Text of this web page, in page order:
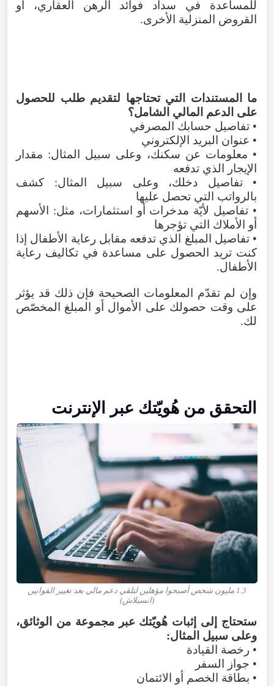
للمساعدة في سداد فوائد الرهن العقاري، أو
القروض المنزلية الأخرى.
ما المستندات التي تحتاجها لتقديم طلب للحصول
على الدعم المالي الشامل؟
• تفاصيل حسابك المصرفي
• عنوان البريد الإلكتروني
• معلومات عن سكنك، وعلى سبيل المثال: مقدار
الإيجار الذي تدفعه
• تفاصيل دخلك، وعلى سبيل المثال: كشف
بالرواتب التي تحصل عليها
• تفاصيل لأيّة مدخرات أو استثمارات، مثل: الأسهم
أو الأملاك التي تؤجرها
• تفاصيل المبلغ الذي تدفعه مقابل رعاية الأطفال إذا
كنت تريد الحصول على مساعدة في تكاليف رعاية
الأطفال.
وإن لم تقدّم المعلومات الصحيحة فإن ذلك قد يؤثر
على وقت حصولك على الأموال أو المبلغ المخصّص
لك.
التحقق من هُويّتك عبر الإنترنت
1.3 مليون شخص أصبحوا مؤهلين لتلقي دعم مالي بعد تغيير القوانين
(انسبلاش)
ستحتاج إلى إثبات هُويّتك عبر مجموعة من الوثائق،
وعلى سبيل المثال:
• رخصة القيادة
• جواز السفر
• بطاقة الخصم أو الائتمان